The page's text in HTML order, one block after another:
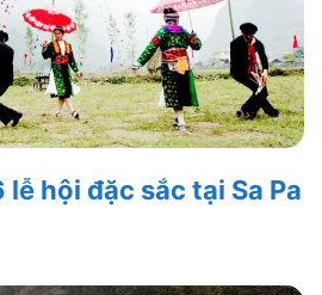
hội đặc sắc tại Sa Pa